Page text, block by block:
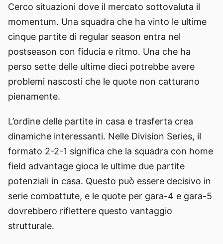
Cerco situazioni dove il mercato sottovaluta il
momentum. Una squadra che ha vinto le ultime
cinque partite di regular season entra nel
postseason con fiducia e ritmo. Una che ha
perso sette delle ultime dieci potrebbe avere
problemi nascosti che le quote non catturano
pienamente.
L’ordine delle partite in casa e trasferta crea
dinamiche interessanti. Nelle Division Series, il
formato 2-2-1 significa che la squadra con home
field advantage gioca le ultime due partite
potenziali in casa. Questo può essere decisivo in
serie combattute, e le quote per gara-4 e gara-5
dovrebbero riflettere questo vantaggio
strutturale.